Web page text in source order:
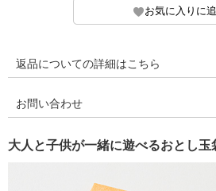
返品についての詳細はこちら
お問い合わせ
大人と子供が一緒に遊べるおとし玉